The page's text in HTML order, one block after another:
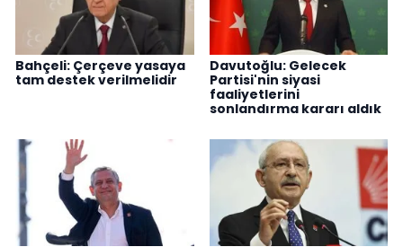
Bahçeli: Çerçeve yasaya
tam destek verilmelidir
Davutoğlu: Gelecek
Partisi'nin siyasi
faaliyetlerini
sonlandırma kararı aldık